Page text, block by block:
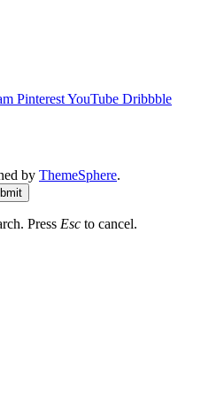
PinterestYouTube Dribbble
by ThemeSphere.
Press Esc to cancel.